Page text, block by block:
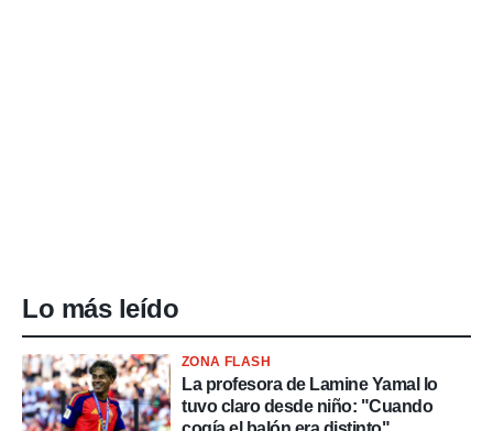
Lo más leído
ZONA FLASH
La profesora de Lamine Yamal lo
tuvo claro desde niño: "Cuando